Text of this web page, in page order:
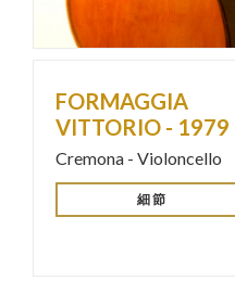
FORMAGGIA
VITTORIO - 1979
Cremona - Violoncello
細節